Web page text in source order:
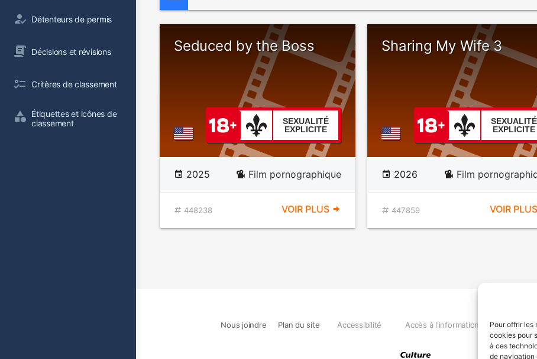
Pour offrir les
cookies pour
à ces
de navigation
Détenteurs de permis
Décisions et révisions
Critères de classement
Étiquettes et icônes de
classement
Seduced by the Boss
SEXUALITÉ
EXPLICITE
2025 Film pornographique
448238 VOIR PLUS
Sharing My Wife 3
SEXUALITÉ
EXPLICITE
2026 Film
447859 VOIR PLUS
Nous joindre Plan du site Accessibilité Accès à l'information